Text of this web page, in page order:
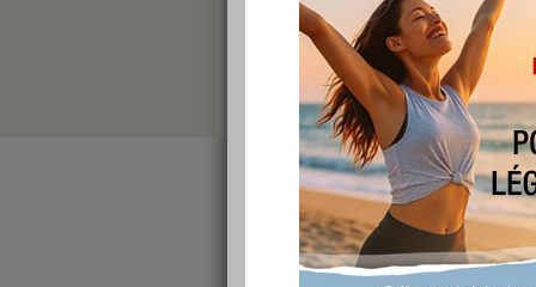
Bonsoir les amies !
Et bien toujours pas trié les vêtements
est toujours en congés. C’est donc partie (de
force des choses, enfin la faiblesse, j’ai gros
poignets, comme des crampes, ouilleeee ! Je
dirait que j'ai deux mains gauches armées de
handicapant, j'ai même du mal à soulever
torture. J'ai perdu la main en somme et même
purement et simplement. Peux plus faire ça :ni
Et pas la peine d’aller voir le remplaçant de
banc de touche hihi, vu qu’il ne voit jamais
‘je ne vois pas…’ et aligner 22 euros, je me le